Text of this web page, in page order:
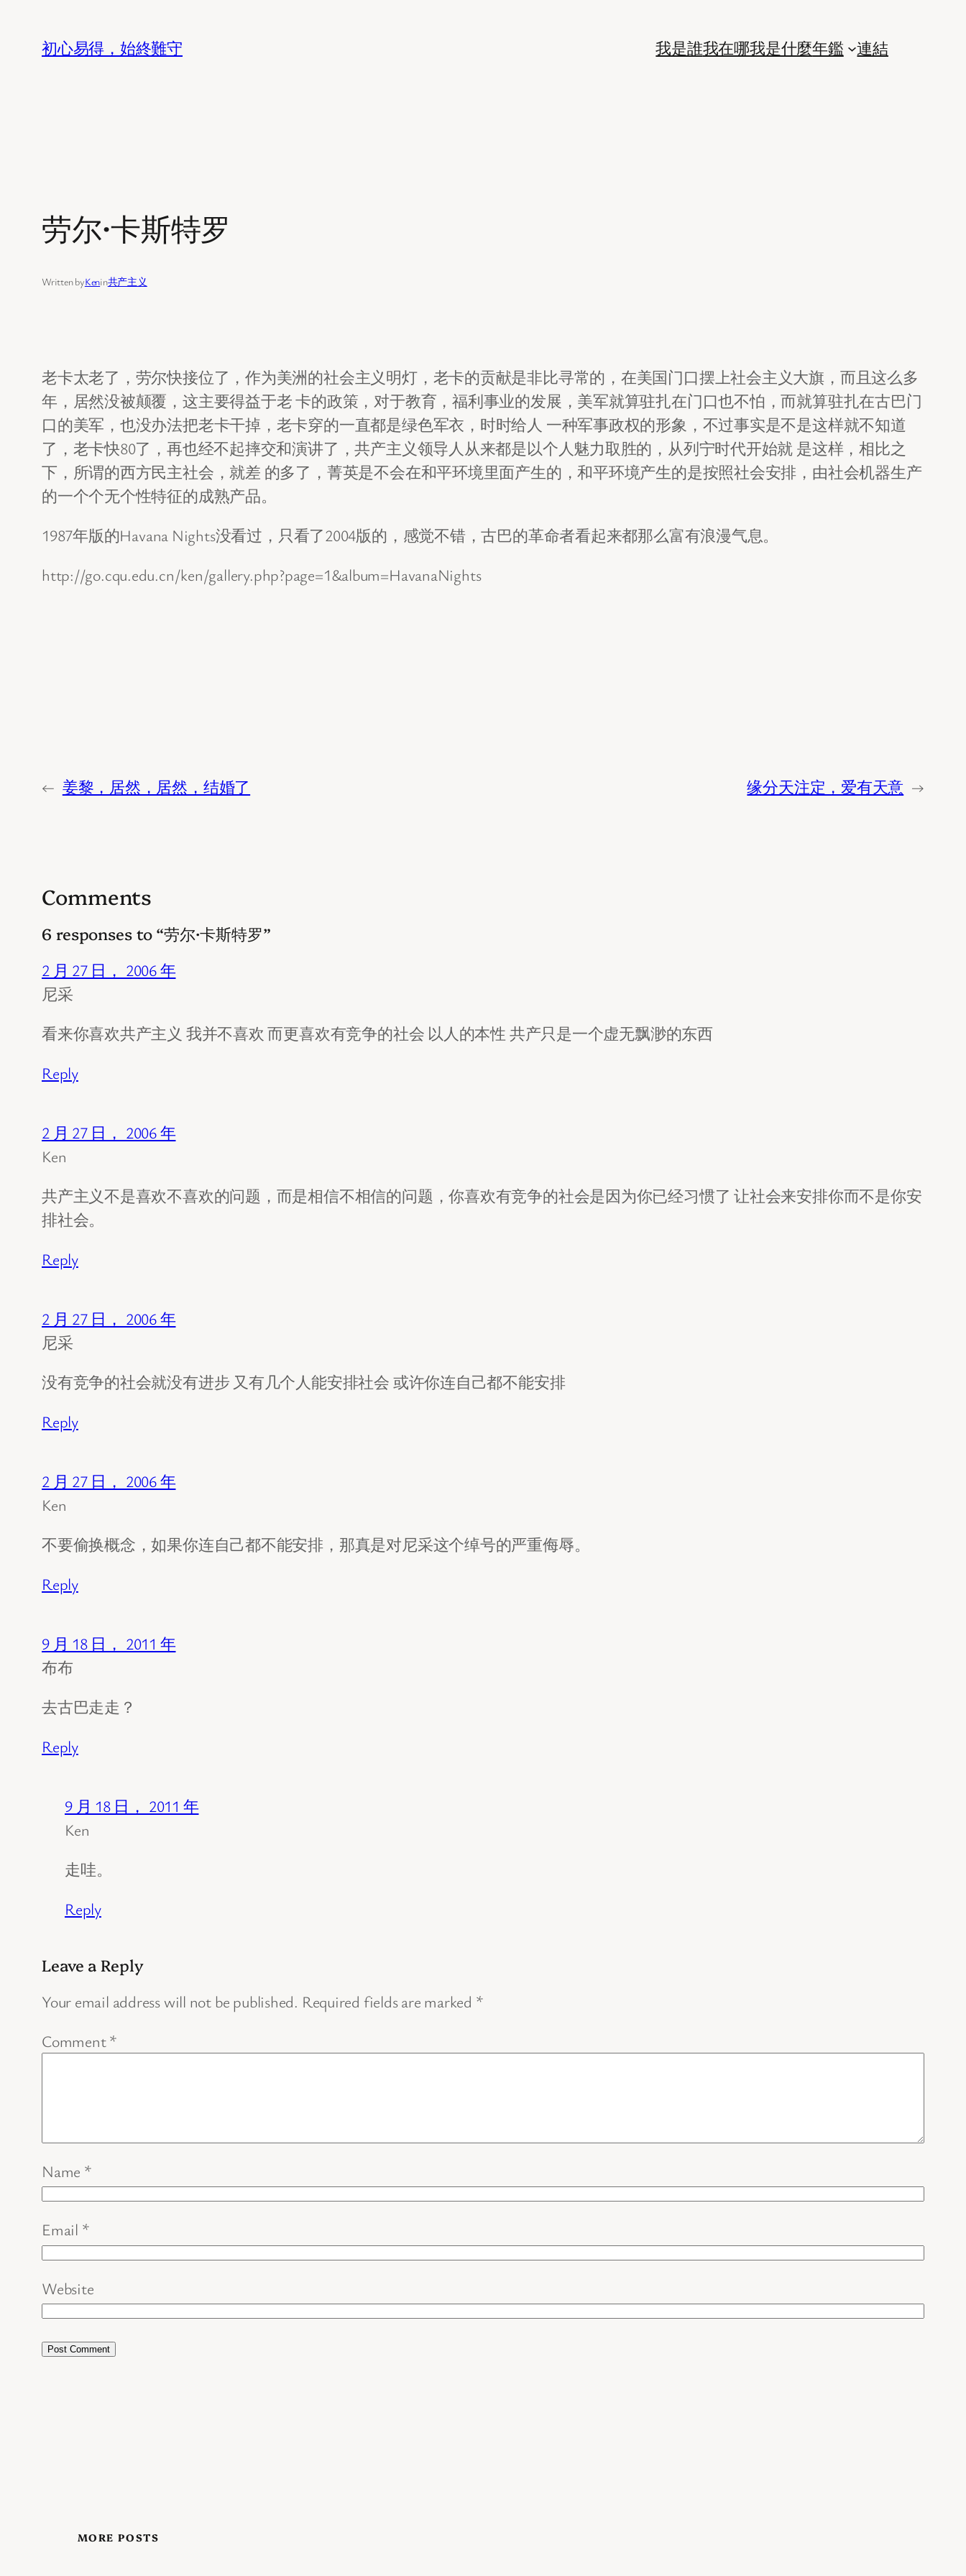
初心易得，始終難守 我是誰我在哪我是什麼年鑑 連結
劳尔·卡斯特罗
Written byKenin共产主义
老卡太老了，劳尔快接位了，作为美洲的社会主义明灯，老卡的贡献是非比寻常的，在美国门口摆上社会主义大旗，而且这么多
年，居然没被颠覆，这主要得益于老 卡的政策，对于教育，福利事业的发展，美军就算驻扎在门口也不怕，而就算驻扎在古巴门
口的美军，也没办法把老卡干掉，老卡穿的一直都是绿色军衣，时时给人 一种军事政权的形象，不过事实是不是这样就不知道
了，老卡快80了，再也经不起摔交和演讲了，共产主义领导人从来都是以个人魅力取胜的，从列宁时代开始就 是这样，相比之
下，所谓的西方民主社会，就差 的多了，菁英是不会在和平环境里面产生的，和平环境产生的是按照社会安排，由社会机器生产
的一个个无个性特征的成熟产品。
1987年版的Havana Nights没看过，只看了2004版的，感觉不错，古巴的革命者看起来都那么富有浪漫气息。
http://go.cqu.edu.cn/ken/gallery.php?page=1&album=HavanaNights
← 姜黎，居然，居然，结婚了 缘分天注定，爱有天意 →
Comments
6 responses to “劳尔·卡斯特罗”
2 月 27 日， 2006 年
尼采
看来你喜欢共产主义 我并不喜欢 而更喜欢有竞争的社会 以人的本性 共产只是一个虚无飘渺的东西
Reply
2 月 27 日， 2006 年
Ken
共产主义不是喜欢不喜欢的问题，而是相信不相信的问题，你喜欢有竞争的社会是因为你已经习惯了 让社会来安排你而不是你安
排社会。
Reply
2 月 27 日， 2006 年
尼采
没有竞争的社会就没有进步 又有几个人能安排社会 或许你连自己都不能安排
Reply
2 月 27 日， 2006 年
Ken
不要偷换概念，如果你连自己都不能安排，那真是对尼采这个绰号的严重侮辱。
Reply
9 月 18 日， 2011 年
布布
去古巴走走？
Reply
9 月 18 日， 2011 年
Ken
走哇。
Reply
Leave a Reply
Your email address will not be published. Required fields are marked *
Comment*
Name *
Email *
Website
MORE POSTS